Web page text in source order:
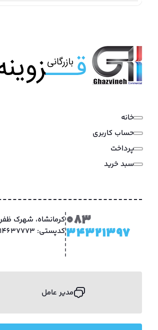
خانه
حساب کاربری
پرداخت
سبد خرید
083
34321397کدپستی: 6714637773
مدیر عامل